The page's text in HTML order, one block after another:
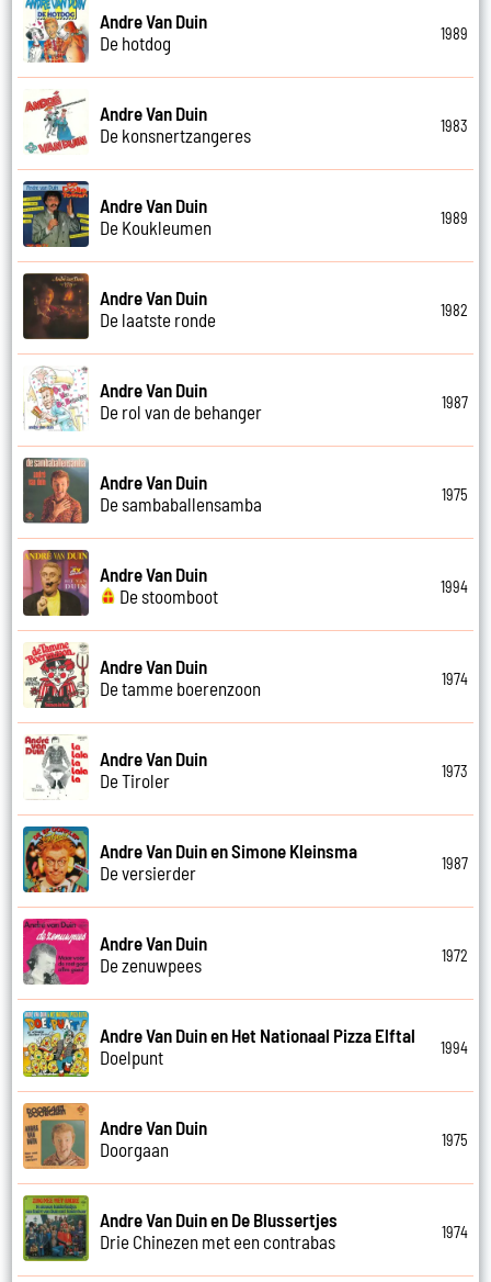
Andre Van Duin
De hotdog
1989
Andre Van Duin
De konsnertzangeres
1983
Andre Van Duin
De Koukleumen
1989
Andre Van Duin
De laatste ronde
1982
Andre Van Duin
De rol van de behanger
1987
Andre Van Duin
De sambaballensamba
1975
Andre Van Duin
De stoomboot
1994
Andre Van Duin
De tamme boerenzoon
1974
Andre Van Duin
De Tiroler
1973
Andre Van Duin en Simone Kleinsma
De versierder
1987
Andre Van Duin
De zenuwpees
1972
Andre Van Duin en Het Nationaal Pizza Elftal
Doelpunt
1994
Andre Van Duin
Doorgaan
1975
Andre Van Duin en De Blussertjes
Drie Chinezen met een contrabas
1974